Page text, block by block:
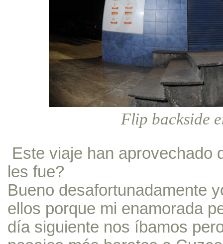
Flip backside
Este viaje han aprovechado
les fue?
Bueno desafortunadamente
ellos porque mi enamorada
día siguiente nos íbamos